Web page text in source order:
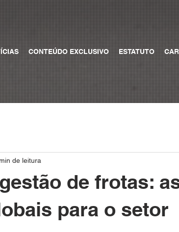
CONTEÚDO EXCLUSIVO ESTATUTO
de frotas:
para o setor
de leitura